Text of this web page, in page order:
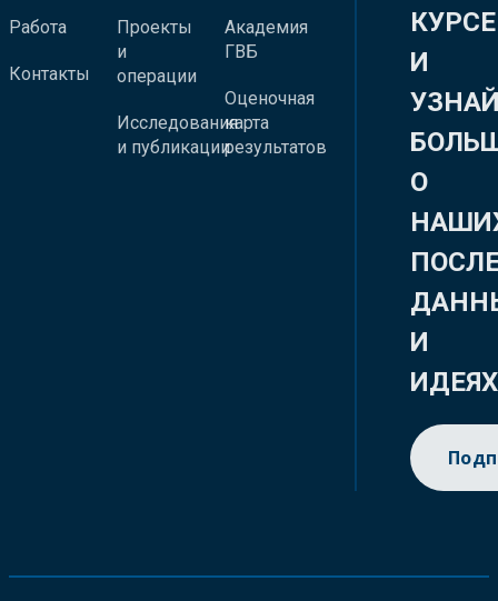
Работа
Контакты
Проекты
и
операции
Исследования
и публикации
Академия
ГВБ
Оценочная
карта
результатов
КУРСЕ
И
О
И
ИДЕЯХ